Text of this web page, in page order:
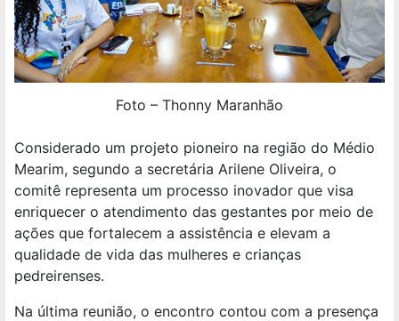
Foto – Thonny Maranhão
Considerado um projeto pioneiro na região do Médio
Mearim, segundo a secretária Arilene Oliveira, o
comitê representa um processo inovador que visa
enriquecer o atendimento das gestantes por meio de
ações que fortalecem a assistência e elevam a
qualidade de vida das mulheres e crianças
pedreirenses.
Na última reunião, o encontro contou com a presença